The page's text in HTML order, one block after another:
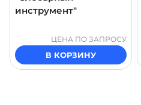
инструмент"
ЦЕНА ПО ЗАПРОСУ
В КОРЗИНУ